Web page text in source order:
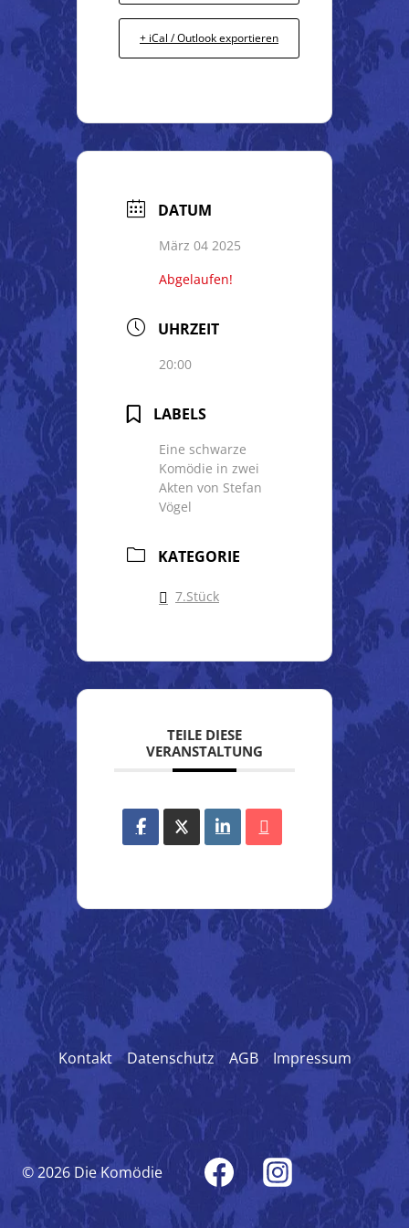
+ iCal / Outlook exportieren
DATUM
März 04 2025
Abgelaufen!
UHRZEIT
20:00
LABELS
Eine schwarze
Komödie in zwei
Akten von Stefan
Vögel
KATEGORIE
7.Stück
TEILE DIESE
VERANSTALTUNG
Kontakt Datenschutz AGB Impressum
© 2026 Die Komödie